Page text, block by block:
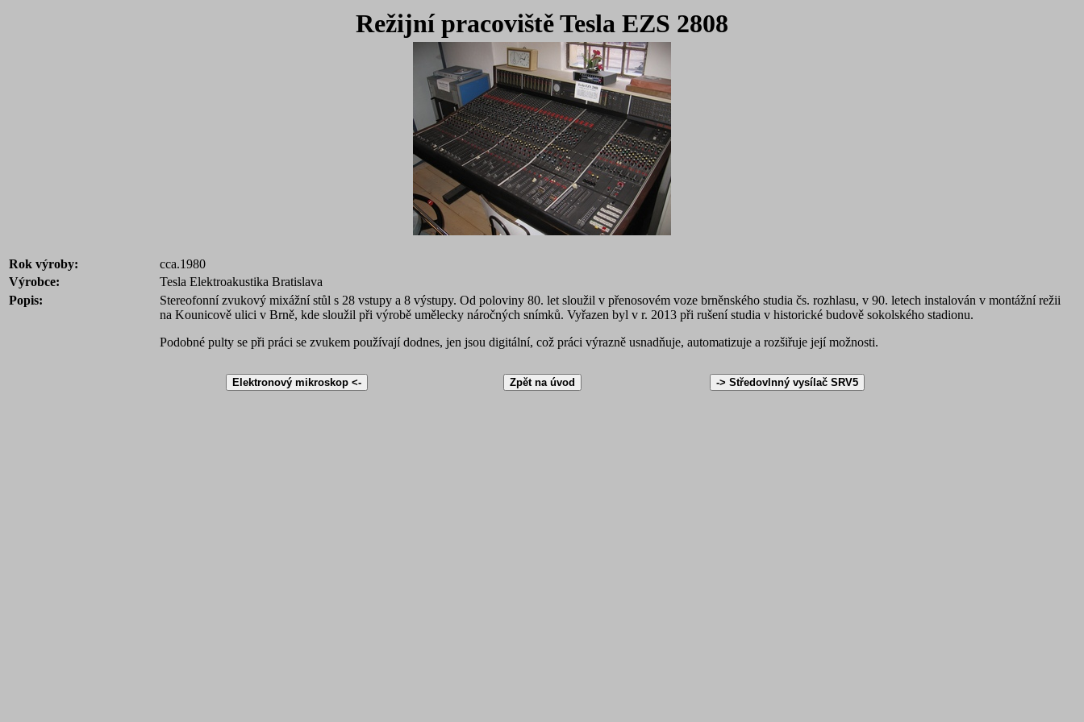
Režijní pracoviště Tesla EZS 2808
Rok výroby:
cca.1980
Výrobce:
Tesla Elektroakustika Bratislava
Popis:
Stereofonní zvukový mixážní stůl s 28 vstupy a 8 výstupy. Od poloviny 80. let sloužil v přenosovém voze brněnského studia čs. rozhlasu, v 90. letech instalován v montážní režii
na Kounicově ulici v Brně, kde sloužil při výrobě umělecky náročných snímků. Vyřazen byl v r. 2013 při rušení studia v historické budově sokolského stadionu.
Podobné pulty se při práci se zvukem používají dodnes, jen jsou digitální, což práci výrazně usnadňuje, automatizuje a rozšiřuje její možnosti.